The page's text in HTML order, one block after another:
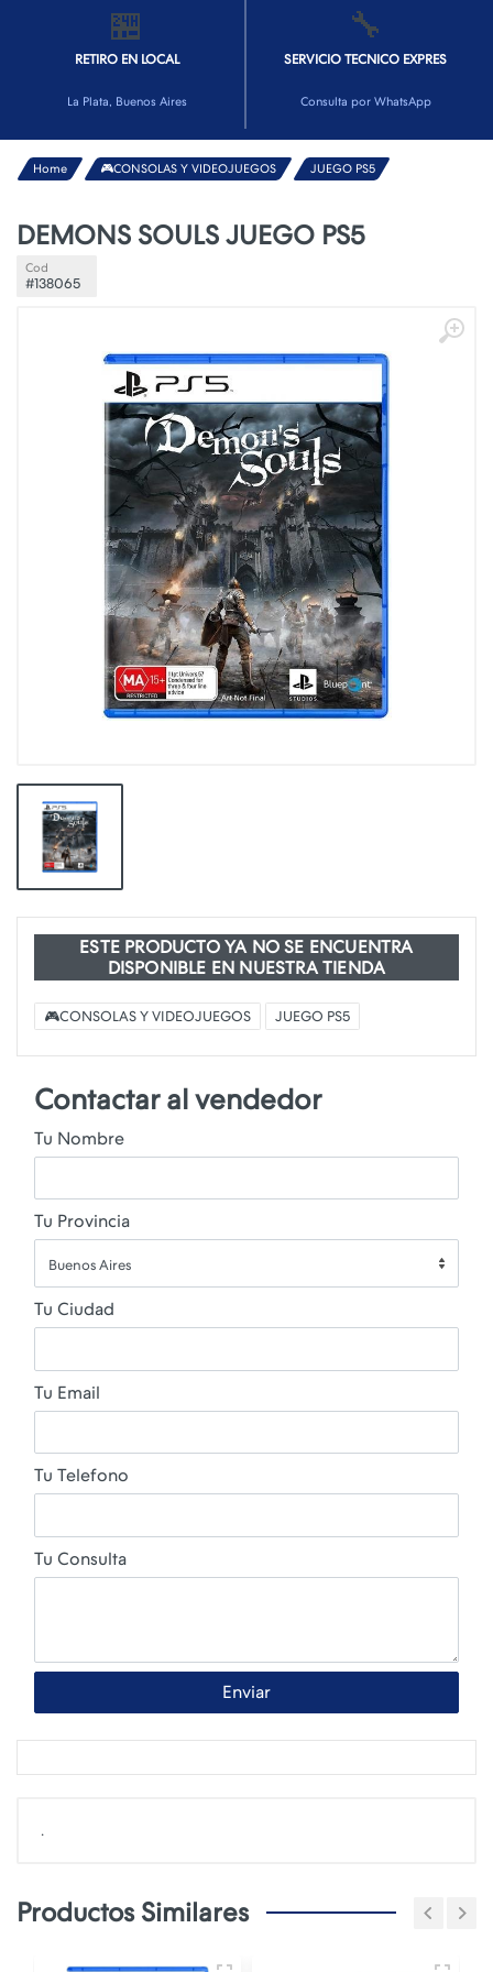
🏪
RETIRO EN LOCAL
La Plata, Buenos Aires
🔧
SERVICIO TECNICO EXPRES
Consulta por WhatsApp
Home 🎮CONSOLAS Y VIDEOJUEGOS JUEGO PS5
DEMONS SOULS JUEGO PS5
Cod
#138065
ESTE PRODUCTO YA NO SE ENCUENTRA
DISPONIBLE EN NUESTRA TIENDA
🎮CONSOLAS Y VIDEOJUEGOS JUEGO PS5
Contactar al vendedor
Tu Nombre
Tu Provincia
Buenos Aires
Tu Ciudad
Tu Email
Tu Telefono
Tu Consulta
Enviar
.
Productos Similares